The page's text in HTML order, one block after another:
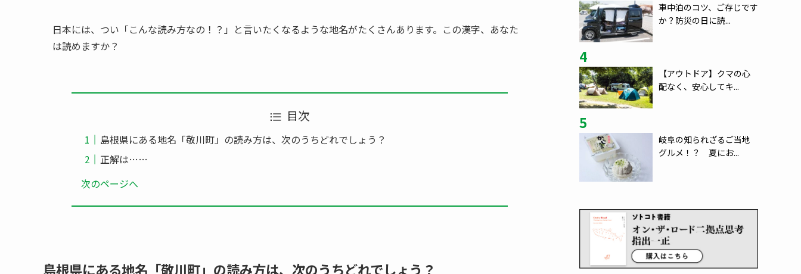
日本には、つい「こんな読み方なの！？」と言いたくなるような地名がたくさんあります。この漢字、あなた
は読めますか？
目次
島根県にある地名「敬川町」の読み方は、次のうちどれでしょう？
正解は……
次のページへ
島根県にある地名「敬川町」の読み方は、次のうちどれでしょう？
車中泊のコツ、ご存じです
か？防災の日に読...
4
【アウトドア】クマの心
配なく、安心してキ...
5
岐阜の知られざるご当地
グルメ！？ 夏にお...